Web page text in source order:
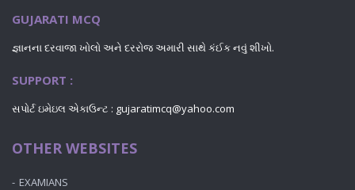
GUJARATI MCQ
જ્ઞાનના દરવાજા ખોલો અને દરરોજ અમારી સાથે કંઈક નવું શીખો.
SUPPORT :
સપોર્ટ ઇમેઇલ એકાઉન્ટ : gujaratimcq@yahoo.com
OTHER WEBSITES
EXAMIANS